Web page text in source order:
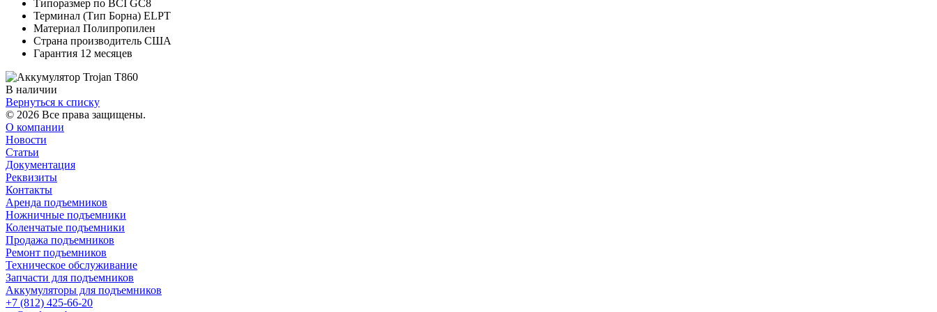
Типоразмер по BCI GC8
Терминал (Тип Борна) ELPT
Материал Полипропилен
Страна производитель США
Гарантия 12 месяцев
В наличии
Вернуться к списку
© 2026 Все права защищены.
О компании
Новости
Статьи
Документация
Реквизиты
Контакты
Аренда подъемников
Ножничные подъемники
Коленчатые подъемники
Продажа подъемников
Ремонт подъемников
Техническое обслуживание
Запчасти для подъемников
Аккумуляторы для подъемников
+7 (812) 425-66-20